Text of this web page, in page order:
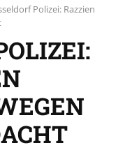
Polizei: Razzien